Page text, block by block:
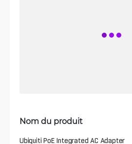
Nom du produit
Ubiquiti PoE Integrated AC Adapter